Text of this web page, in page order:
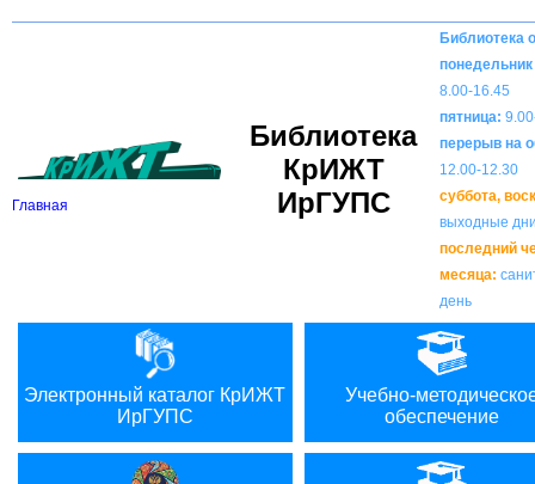
Версия для слабовидящих: Вкл Изображения:
Главная
Библиотека
КрИЖТ
ИрГУПС
Библиотека
понедельник
8.00-16.45
пятница:
перерыв на
12.00-12.30
суббота,
выходные
последний
месяца:
день
Электронный каталог КрИЖТ
ИрГУПС
Учебно-
обеспечение